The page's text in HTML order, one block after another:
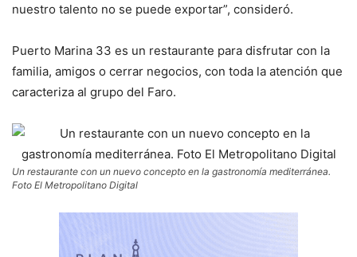
nuestro talento no se puede exportar”, consideró.
Puerto Marina 33 es un restaurante para disfrutar con la
familia, amigos o cerrar negocios, con toda la atención que
caracteriza al grupo del Faro.
Un restaurante con un nuevo concepto en la gastronomía mediterránea.
Foto El Metropolitano Digital